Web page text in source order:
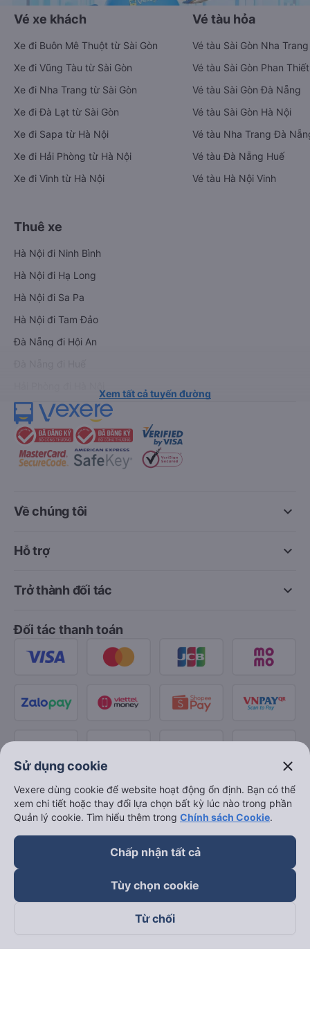
Vé xe khách
Xe đi Buôn Mê Thuột từ Sài Gòn
Xe đi Vũng Tàu từ Sài Gòn
Xe đi Nha Trang từ Sài Gòn
Xe đi Đà Lạt từ Sài Gòn
Xe đi Sapa từ Hà Nội
Xe đi Hải Phòng từ Hà Nội
Xe đi Vinh từ Hà Nội
Vé tàu hỏa
Vé tàu Sài Gòn Nha Trang
Vé tàu Sài Gòn Phan Thiết
Vé tàu Sài Gòn Đà Nẵng
Vé tàu Sài Gòn Hà Nội
Vé tàu Nha Trang Đà
Vé tàu Đà Nẵng Huế
Vé tàu Hà Nội Vinh
Thuê xe
Hà Nội đi Ninh Bình
Hà Nội đi Hạ Long
Hà Nội đi Sa Pa
Hà Nội đi Tam Đảo
Đà Nẵng đi Hội An
Xem tất cả tuyến đường
keyboard_arrow_down
Về chúng tôi
keyboard_arrow_down
Hỗ trợ
keyboard_arrow_down
Trở thành đối tác
Đối tác thanh toán
Theo dõi chúng tôi trên
Sử dụng cookie close
Vexere dùng cookie để website hoạt động ổn định. Bạn có thể
xem chi tiết hoặc thay đổi lựa chọn bất kỳ lúc nào trong phần
Quản lý cookie. Tìm hiểu thêm trong Chính sách Cookie.
Chấp nhận tất cả
Tùy chọn cookie
Từ chối